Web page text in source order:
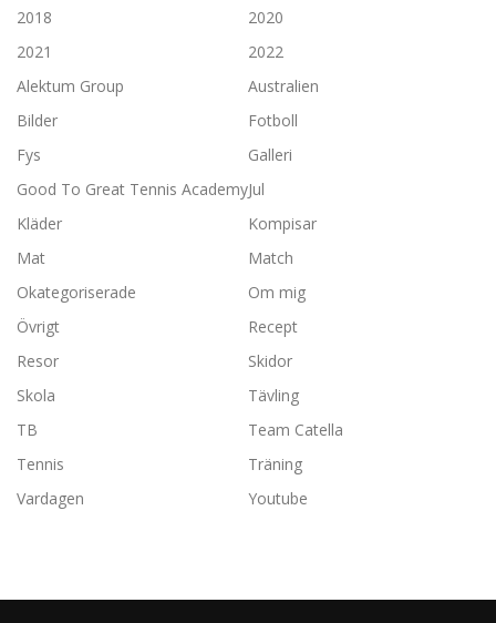
2018
2020
2021
2022
Alektum Group
Australien
Bilder
Fotboll
Fys
Galleri
Good To Great Tennis AcademyJul
Kläder
Kompisar
Mat
Match
Okategoriserade
Om mig
Övrigt
Recept
Resor
Skidor
Skola
Tävling
TB
Team Catella
Tennis
Träning
Vardagen
Youtube